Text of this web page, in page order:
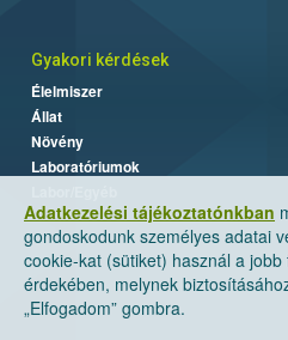
Adatkezelési tájékoztatónkban
gondoskodunk személyes adatai
cookie-kat (sütiket) használ a
érdekében, melynek
„Elfogadom” gombra.
Gyakori kérdések
Élelmiszer
Állat
Növény
Laboratóriumok